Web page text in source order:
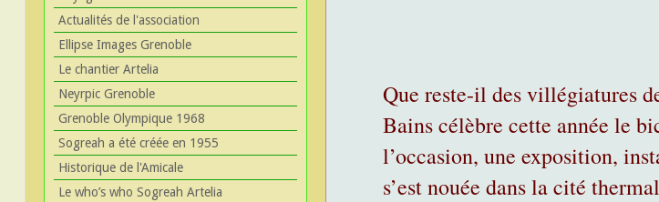
Actualités de l'association
Ellipse Images Grenoble
Le chantier Artelia
Neyrpic Grenoble
Grenoble Olympique 1968
Sogreah a été créée en 1955
Historique de l'Amicale
Le who’s who Sogreah Artelia
Que reste-il des villégiatures
Bains célèbre cette année le
l’occasion, une exposition,
s’est nouée dans la cité